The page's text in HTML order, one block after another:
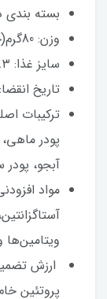
بسته بندی
وزن: 80گرم(حجم 200 میل)
سایز غذا: ۱.۳ میلی متر
تاریخ انقضا:2027
ترکیبات
پودر
آبجو، پودر
مواد
ارزش